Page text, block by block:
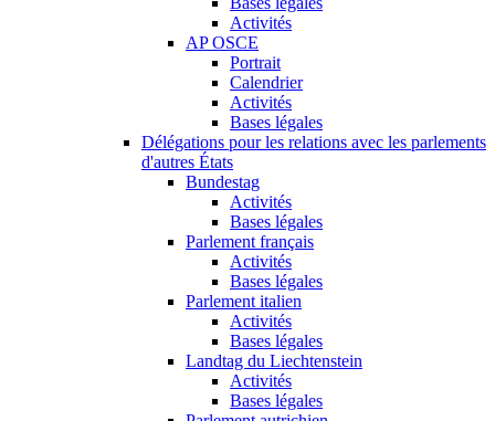
Activités
AP OSCE
Portrait
Calendrier
Activités
Bases légales
Délégations pour les relations avec les parlements
d'autres États
Bundestag
Activités
Bases légales
Parlement français
Activités
Bases légales
Parlement italien
Activités
Bases légales
Landtag du Liechtenstein
Activités
Bases légales